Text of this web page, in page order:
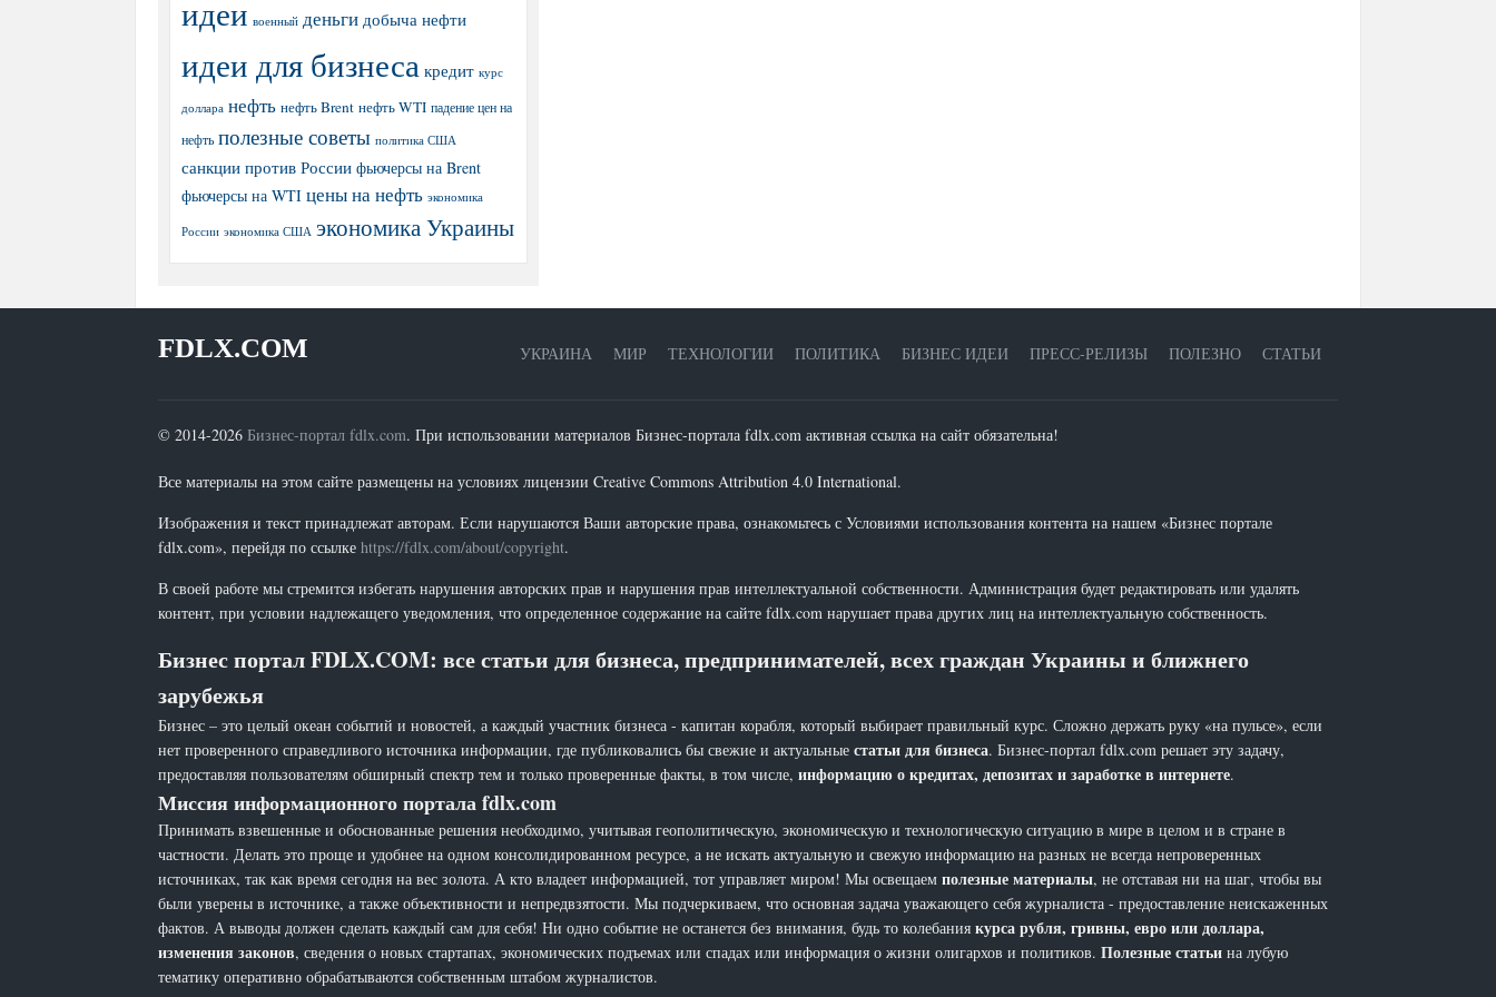
идеи военный деньги добыча нефти
идеи для бизнеса кредит курс
доллара нефть нефть Brent нефть WTI падение цен на
нефть полезные советы политика США
санкции против России фьючерсы на Brent
фьючерсы на WTI цены на нефть экономика
России экономика США экономика Украины
УКРАИНА МИР ТЕХНОЛОГИИ ПОЛИТИКА БИЗНЕС ИДЕИ ПРЕСС-РЕЛИЗЫ ПОЛЕЗНО СТАТЬИ
FDLX.COM
© 2014-2026 Бизнес-портал fdlx.com. При использовании материалов Бизнес-портала fdlx.com активная ссылка на сайт обязательна!
Все материалы на этом сайте размещены на условиях лицензии Creative Commons Attribution 4.0 International.
Изображения и текст принадлежат авторам. Если нарушаются Ваши авторские права, ознакомьтесь с Условиями использования контента на нашем «Бизнес портале
fdlx.com», перейдя по ссылке https://fdlx.com/about/copyright.
В своей работе мы стремится избегать нарушения авторских прав и нарушения прав интеллектуальной собственности. Администрация будет редактировать или удалять
контент, при условии надлежащего уведомления, что определенное содержание на сайте fdlx.com нарушает права других лиц на интеллектуальную собственность.
Бизнес портал FDLX.COM: все статьи для бизнеса, предпринимателей, всех граждан Украины и ближнего
зарубежья
Бизнес – это целый океан событий и новостей, а каждый участник бизнеса - капитан корабля, который выбирает правильный курс. Сложно держать руку «на пульсе», если
нет проверенного справедливого источника информации, где публиковались бы свежие и актуальные статьи для бизнеса. Бизнес-портал fdlx.com решает эту задачу,
предоставляя пользователям обширный спектр тем и только проверенные факты, в том числе, информацию о кредитах, депозитах и заработке в интернете.
Миссия информационного портала fdlx.com
Принимать взвешенные и обоснованные решения необходимо, учитывая геополитическую, экономическую и технологическую ситуацию в мире в целом и в стране в
частности. Делать это проще и удобнее на одном консолидированном ресурсе, а не искать актуальную и свежую информацию на разных не всегда непроверенных
источниках, так как время сегодня на вес золота. А кто владеет информацией, тот управляет миром! Мы освещаем полезные материалы, не отставая ни на шаг, чтобы вы
были уверены в источнике, а также объективности и непредвзятости. Мы подчеркиваем, что основная задача уважающего себя журналиста - предоставление неискаженных
фактов. А выводы должен сделать каждый сам для себя! Ни одно событие не останется без внимания, будь то колебания курса рубля, гривны, евро или доллара,
изменения законов, сведения о новых стартапах, экономических подъемах или спадах или информация о жизни олигархов и политиков. Полезные статьи на лубую
тематику оперативно обрабатываются собственным штабом журналистов.